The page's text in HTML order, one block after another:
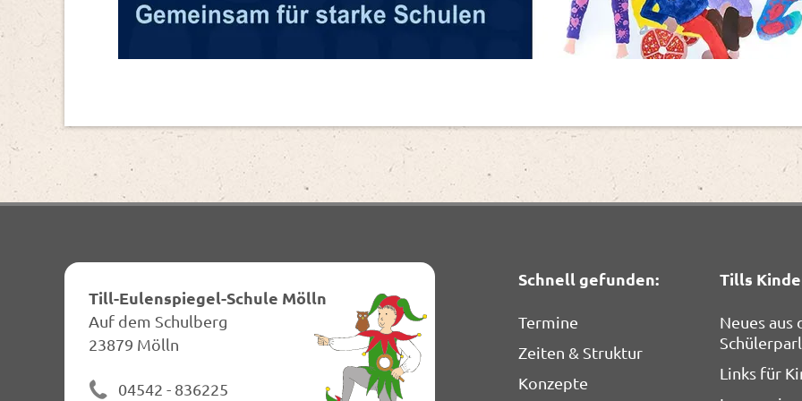
Till-Eulenspiegel-Schule Mölln
Auf dem Schulberg
23879 Mölln
04542 - 836225
Schnell gefunden:
Termine
Zeiten & Struktur
Konzepte
Tills
Neues aus
Links für